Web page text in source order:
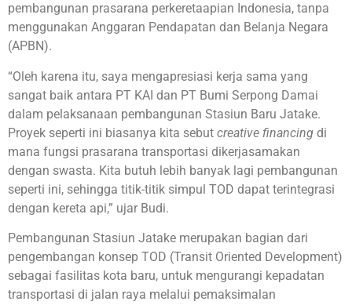
pembangunan prasarana perkeretaapian Indonesia, tanpa
menggunakan Anggaran Pendapatan dan Belanja Negara
(APBN).
“Oleh karena itu, saya mengapresiasi kerja sama yang
sangat baik antara PT KAI dan PT Bumi Serpong Damai
dalam pelaksanaan pembangunan Stasiun Baru Jatake.
Proyek seperti ini biasanya kita sebut creative financing di
mana fungsi prasarana transportasi dikerjasamakan
dengan swasta. Kita butuh lebih banyak lagi pembangunan
seperti ini, sehingga titik-titik simpul TOD dapat terintegrasi
dengan kereta api,” ujar Budi.
Pembangunan Stasiun Jatake merupakan bagian dari
pengembangan konsep TOD (Transit Oriented Development)
sebagai fasilitas kota baru, untuk mengurangi kepadatan
transportasi di jalan raya melalui pemaksimalan